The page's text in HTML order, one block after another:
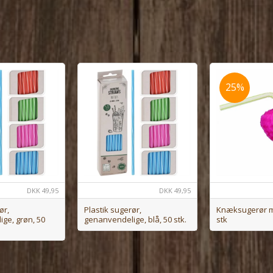
DKK 49,95
grøn, 50
DKK 49,95
Plastik sugerør,
genanvendelige, blå, 50 stk.
25%
Knæksugerør
stk